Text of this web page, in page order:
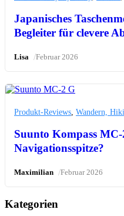
Japanisches
Begleiter für clevere
Lisa /Februar 2026
Produkt-Reviews Wandern,
Suunto Kompass
Navigationsspitze?
Maximilian /Februar 2026
Kategorien